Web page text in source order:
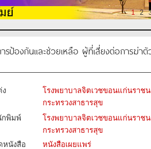
1 2
ป้องกันและช่วยเหลือ ผู้ที่เสี่ยงต่อการฆ่าตั
ง
โรงพยาบาลจิตเวชขอนแก่นราช
กระทรวงสาธารสุข
กพิมพ์
โรงพยาบาลจิตเวชขอนแก่นราช
กระทรวงสาธารสุข
หนังสือ­
หนังสือเผยแพร่